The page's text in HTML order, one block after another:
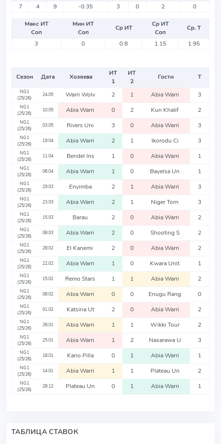
7
4 9 -0.35 3 0 2 0
Макс ИТ
Соп
Мин ИТ
Соп
Ср ИТ
Ср ИТ
Соп
Ср. Т
3
0 0.8 1.15 1.95
Сезон Дата Хозяева
ИТ
1
ИТ
2
Гости Т
NG1
(25/26)
24.05 Warri Wolv 2 1 Abia Warri 3
NG1
(25/26)
10.05 Abia Warri 0 2 Kun Khalif 2
NG1
(25/26)
03.05 Rivers Uni 3 0 Abia Warri 3
NG1
(25/26)
19.04 Abia Warri 2 1 Ikorodu Ci 3
NG1
(25/26)
11.04 Bendel Ins 1 0 Abia Warri 1
NG1
(25/26)
06.04 Abia Warri 1 0 Bayelsa Un 1
NG1
(25/26)
29.03 Enyimba 2 1 Abia Warri 3
NG1
(25/26)
23.03 Abia Warri 2 1 Niger Torn 3
NG1
(25/26)
15.03 Barau 2 0 Abia Warri 2
NG1
(25/26)
08.03 Abia Warri 2 0 Shooting S 2
NG1
(25/26)
28.02 El Kanemi 2 0 Abia Warri 2
NG1
(25/26)
22.02 Abia Warri 1 0 Kwara Unit 1
NG1
(25/26)
15.02 Remo Stars 1 1 Abia Warri 2
NG1
(25/26)
08.02 Abia Warri 0 0 Enugu Rang 0
NG1
(25/26)
01.02 Katsina Ut 2 0 Abia Warri 2
NG1
(25/26)
28.01 Abia Warri 1 1 Wikki Tour 2
NG1
(25/26)
25.01 Abia Warri 1 2 Nasarawa U 3
NG1
(25/26)
18.01 Kano Pilla 0 1 Abia Warri 1
NG1
(25/26)
14.01 Abia Warri 1 1 Plateau Un 2
NG1
(25/26)
28.12 Plateau Un 0 1 Abia Warri 1
ТАБЛИЦА СТАВОК